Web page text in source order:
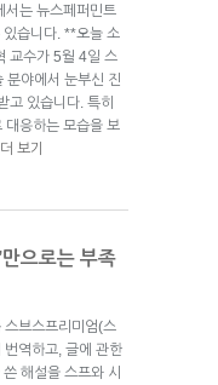
서는 뉴스페퍼민트
습니다. **오늘 소
교수가 5월 4일 스
분야에서 눈부신 진
고 있습니다. 특히
대응하는 모습을 보
더 보기
만으로는 부족
브스프리미엄(스
역하고, 글에 관한
해설을 스프와 시